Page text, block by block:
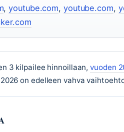
,youtube.com, youtube.com,
3 kilpailee hinnoillaan,vuoden
on edelleen vahva